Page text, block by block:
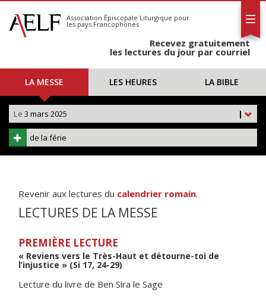
S'abonner
Calendrier
Association Épiscopale Liturgique pour
les pays Francophones
Recevez gratuitement
les lectures du jour par courriel
LA MESSE LES HEURES LA BIBLE
|
Le 3 mars 2025
de la férie
Revenir aux lectures du calendrier romain.
LECTURES DE LA MESSE
PREMIÈRE LECTURE
« Reviens vers le Très-Haut et détourne-toi de
l’injustice » (Si 17, 24-29)
Lecture du livre de Ben Sira le Sage